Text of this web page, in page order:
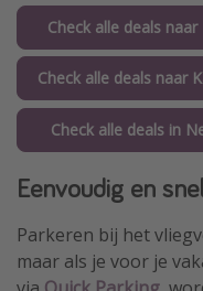
Check alle deals naar
Check alle deals naar
Check alle deals in
Eenvoudig en
Parkeren bij het
maar als je voor je